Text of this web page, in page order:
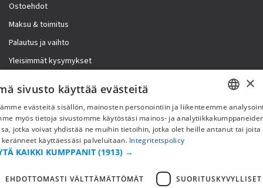
Ostoehdot
Maksu & toimitus
Palautus ja vaihto
Yleisimmät kysymykset
Lisää meistä
Yritystiedot
FI
×
sivusto käyttää evästeitä
evästeitä sisällön, mainosten personointiin ja liikenteemme
myös tietoja sivustomme käytöstäsi mainos- ja
jotka voivat yhdistää ne muihin tietoihin, jotka olet heille antanut tai joita
keränneet käyttäessäsi palveluitaan. Integritetspolicy
KAIKKI KUMPPANIT (1913) →
EHDOTTOMASTI VÄLTTÄMÄTTÖMÄT SUORITUSKYVYLLISET